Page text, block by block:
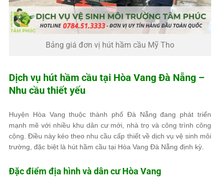
Bảng giá đơn vị hút hầm cầu Mỹ Tho
Dịch vụ hút hầm cầu tại Hòa Vang Đà Nẵng –
Nhu cầu thiết yếu
Huyện Hòa Vang thuộc thành phố Đà Nẵng đang phát triển
mạnh mẽ với nhiều khu dân cư mới, nhà trọ và công trình công
cộng. Điều này kéo theo nhu cầu cấp thiết về dịch vụ vệ sinh môi
trường, đặc biệt là hút hầm cầu tại Hòa Vang Đà Nẵng định kỳ.
Đặc điểm địa hình và dân cư Hòa Vang